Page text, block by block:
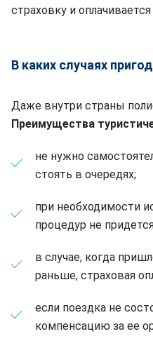
страховку и
В каких случаях
Даже внутри страны
Преимущества
не нужно
стоять в очередях;
при необходимости
процедур не
в случае, когда
раньше, страховая
если поездка не
компенсацию за ее